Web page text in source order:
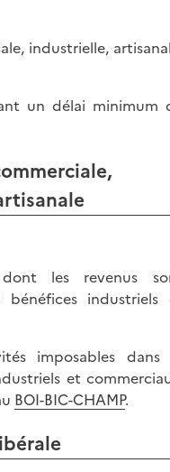
industrielle,
un délai minimum
les revenus
industriels
imposables dans
et
BOI-BIC-CHAMP.